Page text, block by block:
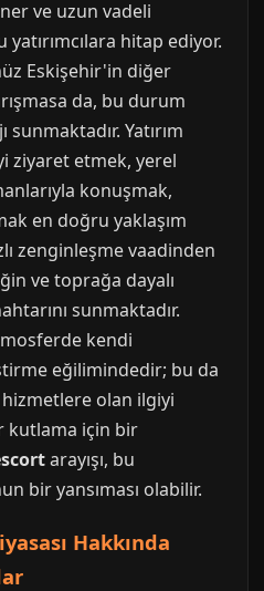
ve uzun vadeli
hitap ediyor.
Eskişehir'in diğer
da, bu durum
Yatırım
ziyaret etmek, yerel
konuşmak,
en doğru yaklaşım
zenginleşme vaadinden
ve toprağa dayalı
sunmaktadır.
kendi
eğilimindedir; bu da
olan ilgiyi
kutlama için bir
arayışı, bu
bir yansıması olabilir.
Hakkında